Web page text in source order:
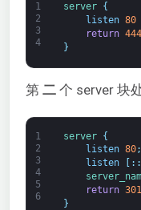
1
2
3
4
server
{
listen 80
return 444
}
第 二 个 server 块
1
2
3
4
5
6
server
{
listen 80;
listen
: :
return 301
}